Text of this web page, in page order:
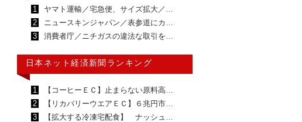
1
ヤマト運輸／宅急便、サイズ拡大／…
2
ニュースキンジャパン／表参道にカ…
3
消費者庁／ニチガスの違法な取引を…
日本ネット経済新聞ランキング
1
【コーヒーＥＣ】止まらない原料高…
2
【リカバリーウエアＥＣ】６兆円市…
3
【拡大する冷凍宅配食】 ナッシュ…